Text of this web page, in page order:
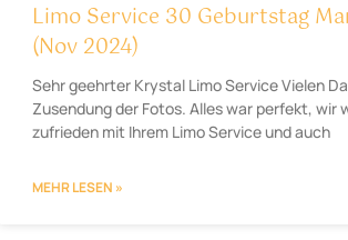
Limo Service 30 Geburtstag
(Nov 2024)
Sehr geehrter Krystal Limo Service Vielen
Zusendung der Fotos. Alles war perfekt, wir
zufrieden mit Ihrem Limo Service und auch
MEHR LESEN »